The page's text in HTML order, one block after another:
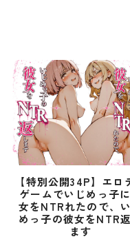
【特別公開34P】エロ
ゲームでいじめっ子
女をNTRれたので、
めっ子の彼女をNTR
ます